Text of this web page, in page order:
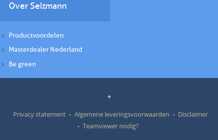
Over Seltmann
Productvoordelen
Masterdealer Nederland
Be green
*
Privacy statement
Algemene leveringsvoorwaarden
Disclaimer
Teamviewer nodig?